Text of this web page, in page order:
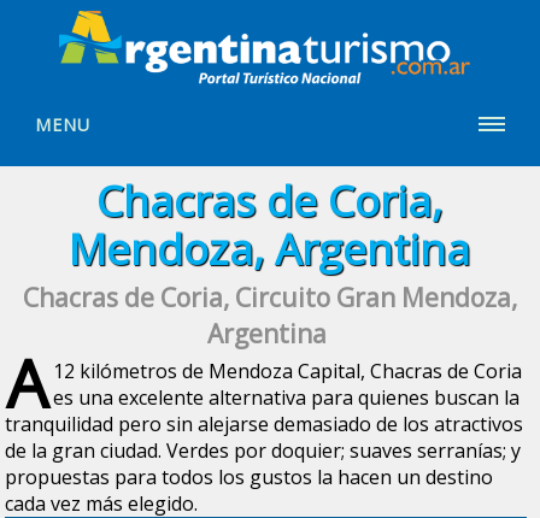
MENU
Chacras de Coria,
Mendoza, Argentina
Chacras de Coria, Circuito Gran Mendoza,
Argentina
A 12 kilómetros de Mendoza Capital,Chacras de Coria
es una excelente alternativa para quienes buscan la
tranquilidad pero sin alejarse demasiado de los atractivos
de la gran ciudad. Verdes por doquier; suaves serranías; y
propuestas para todos los gustos la hacen un destino
cada vez más elegido.